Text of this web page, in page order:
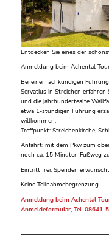
Entdecken Sie eines der
Anmeldung beim Achental
Bei einer fachkundigen
Servatius in Streichen
und die jahrhundertealte
etwa 1-stündigen Führung
willkommen.
Treffpunkt: Streichenkirche,
Anfahrt: mit dem Pkw zum
noch ca. 15 Minuten Fußweg
Eintritt frei, Spenden erwünscht
Keine Teilnahmebegrenzung
Anmeldung beim Achental
Anmeldeformular, Tel. 08641-